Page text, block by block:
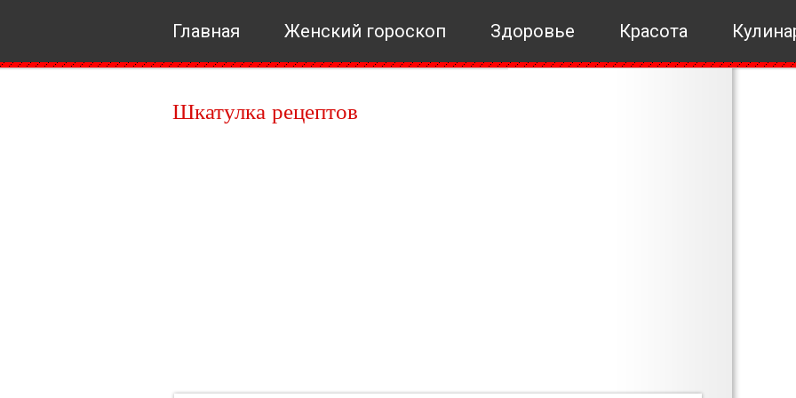
Главная Женский гороскоп Здоровье Красота
Шкатулка рецептов